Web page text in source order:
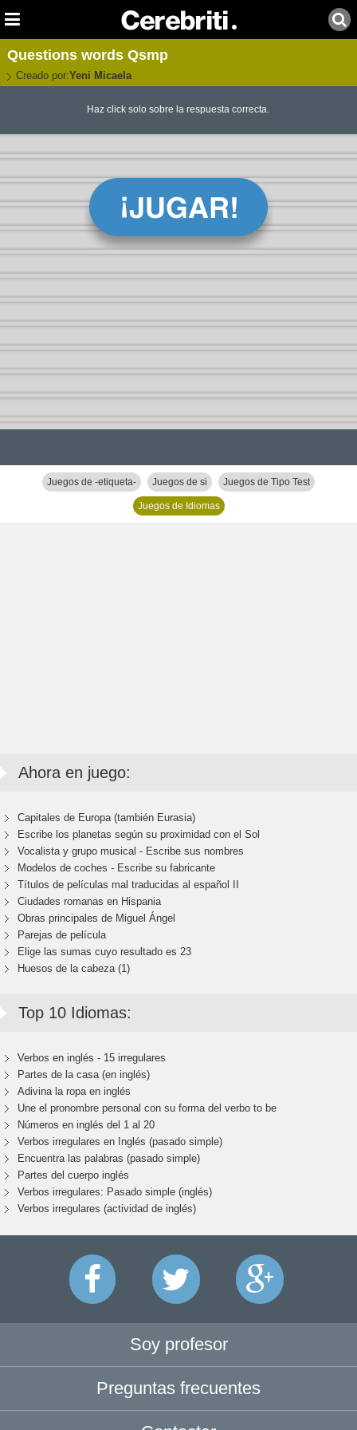
Questions words Qsmp
Creado por:Yeni Micaela
Haz click solo sobre la respuesta correcta.
Juegos de -etiqueta- Juegos de si Juegos de Tipo Test
Juegos de Idiomas
Ahora en juego:
Capitales de Europa (también Eurasia)
Escribe los planetas según su proximidad con el Sol
Vocalista y grupo musical - Escribe sus nombres
Modelos de coches - Escribe su fabricante
Títulos de películas mal traducidas al español II
Ciudades romanas en Hispania
Obras principales de Miguel Ángel
Parejas de película
Elige las sumas cuyo resultado es 23
Huesos de la cabeza (1)
Top 10 Idiomas:
Verbos en inglés - 15 irregulares
Partes de la casa (en inglés)
Adivina la ropa en inglés
Une el pronombre personal con su forma del verbo to be
Números en inglés del 1 al 20
Verbos irregulares en Inglés (pasado simple)
Encuentra las palabras (pasado simple)
Partes del cuerpo inglés
Verbos irregulares: Pasado simple (inglés)
Verbos irregulares (actividad de inglés)
Soy profesor
Preguntas frecuentes